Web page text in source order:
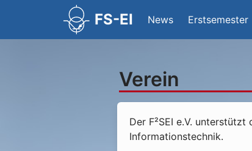
FS-EI News Erstsemester
Verein
Der F²SEI e.V.
Informationstechnik.